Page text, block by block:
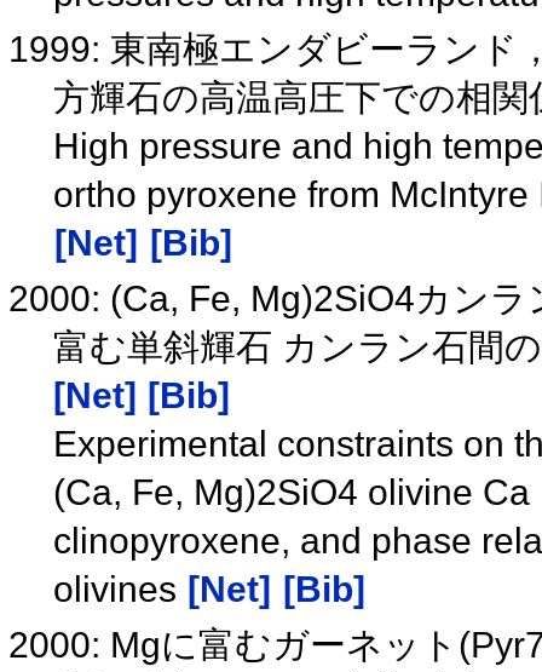
1999: 東南極エンダビーランド
方輝石の高温高圧下での相
High pressure and high
ortho pyroxene from
[Net] [Bib]
2000: (Ca, Fe, Mg)2SiO4カン
富む単斜輝石 カンラン石間
[Net] [Bib]
Experimental constraints on
(Ca, Fe, Mg)2SiO4 olivine
clinopyroxene, and phase
olivines [Net] [Bib]
2000: Mgに富むガーネット